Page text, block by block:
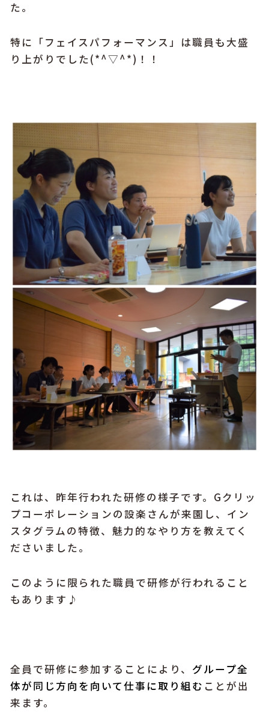
た。
特に「フェイスパフォーマンス」は職員も大盛
り上がりでした(*^▽^*)！！
これは、昨年行われた研修の様子です。Gクリッ
プコーポレーションの設楽さんが来園し、イン
スタグラムの特徴、魅力的なやり方を教えてく
ださいました。
このように限られた職員で研修が行われること
もあります♪
全員で研修に参加することにより、 グループ全
体が同じ方向を向いて仕事に取り組む ことが出
来ます。